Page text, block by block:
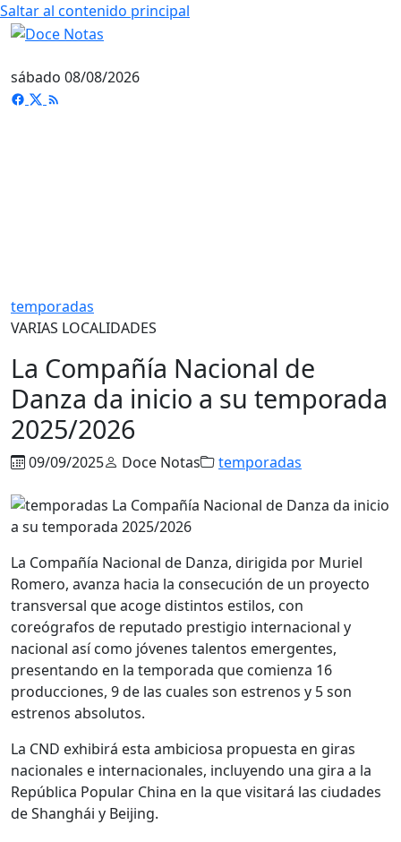
Saltar al contenido principal
sábado 08/08/2026
temporadas
VARIAS LOCALIDADES
La Compañía Nacional de
Danza da inicio a su temporada
2025/2026
09/09/2025 Doce Notas temporadas
La Compañía Nacional de Danza, dirigida por Muriel
Romero, avanza hacia la consecución de un proyecto
transversal que acoge distintos estilos, con
coreógrafos de reputado prestigio internacional y
nacional así como jóvenes talentos emergentes,
presentando en la temporada que comienza 16
producciones, 9 de las cuales son estrenos y 5 son
estrenos absolutos.
La CND exhibirá esta ambiciosa propuesta en giras
nacionales e internacionales, incluyendo una gira a la
República Popular China en la que visitará las ciudades
de Shanghái y Beijing.